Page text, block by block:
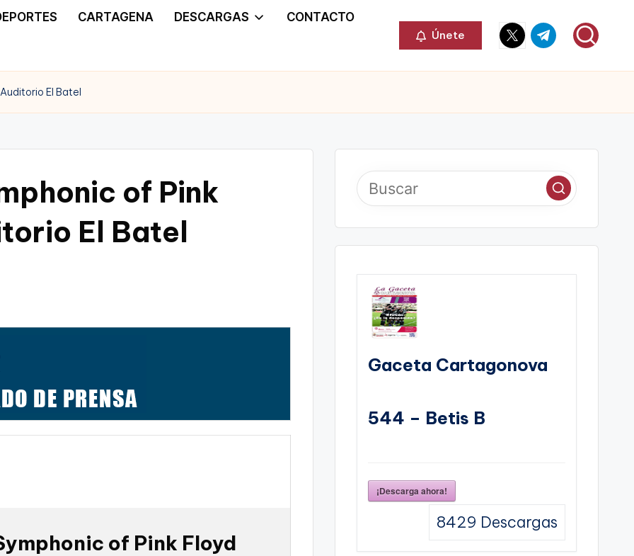
CARTAGENA DESCARGAS CONTACTO
Únete
Elemento
del
Elemento
del
El Batel
of Pink
El Batel
of Pink Floyd
Gaceta Cartagonova
544 – Betis B
¡Descarga ahora!
8429 Descargas